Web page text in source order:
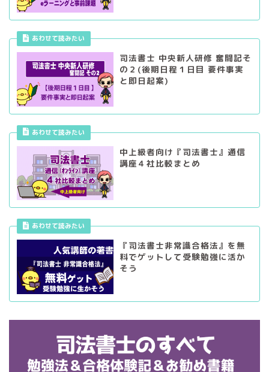
あわせて読みたい
司法書士 中央新人研修 奮闘記そ
の２(後期日程１日目 要件事実
と即日起案)
あわせて読みたい
中上級者向け『司法書士』通信
講座４社比較まとめ
あわせて読みたい
『司法書士非常識合格法』を無
料でゲットして受験勉強に活か
そう